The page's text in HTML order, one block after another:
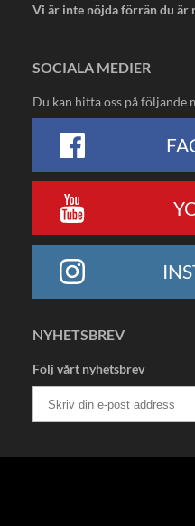
Vi är inte nöjda förrän du är
SOCIALA MEDIER
Du kan hitta oss på följande
NYHETSBREV
Följ vårt nyhetsbrev